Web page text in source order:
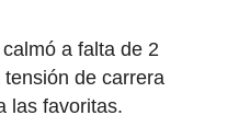
a falta de 2
de carrera
las favoritas.